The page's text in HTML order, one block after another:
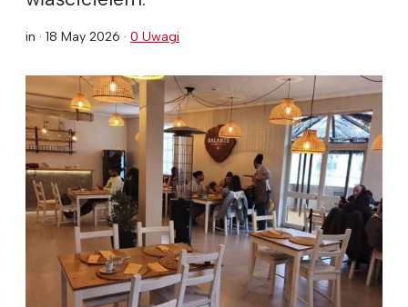
in · 18 May 2026 · 0 Uwagi